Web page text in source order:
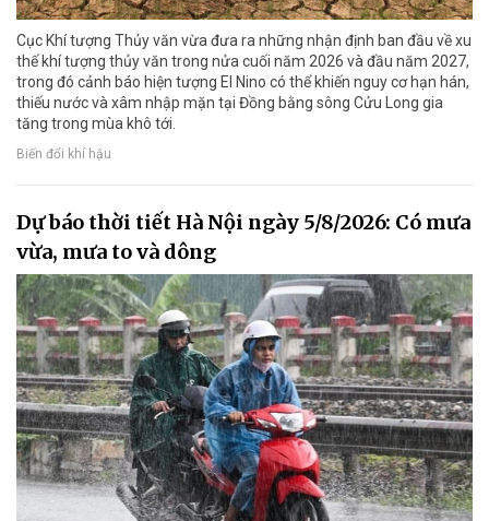
Cục Khí tượng Thủy văn vừa đưa ra những nhận định ban đầu về xu
thế khí tượng thủy văn trong nửa cuối năm 2026 và đầu năm 2027,
trong đó cảnh báo hiện tượng El Nino có thể khiến nguy cơ hạn hán,
thiếu nước và xâm nhập mặn tại Đồng bằng sông Cửu Long gia
tăng trong mùa khô tới.
Biến đổi khí hậu
Dự báo thời tiết Hà Nội ngày 5/8/2026: Có mưa
vừa, mưa to và dông